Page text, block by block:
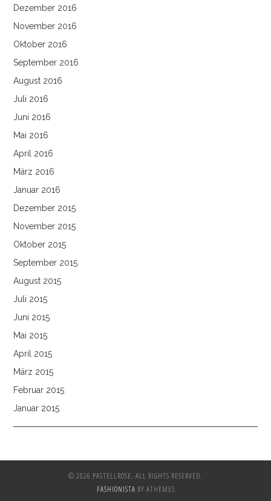
Dezember 2016
November 2016
Oktober 2016
September 2016
August 2016
Juli 2016
Juni 2016
Mai 2016
April 2016
März 2016
Januar 2016
Dezember 2015
November 2015
Oktober 2015
September 2015
August 2015
Juli 2015
Juni 2015
Mai 2015
April 2015
März 2015
Februar 2015
Januar 2015
© 2026 PASTELLROSE. ALL RIGHTS RESERVED.
FASHIONISTA BY ATHEMES